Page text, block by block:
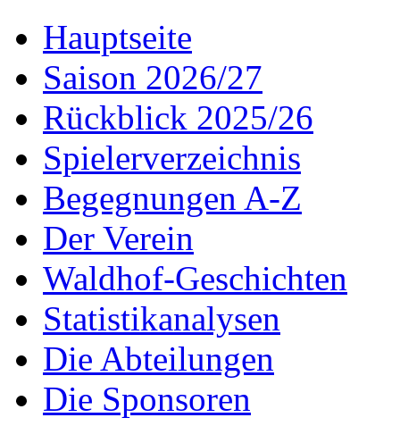
Hauptseite
Saison 2026/27
Rückblick 2025/26
Spielerverzeichnis
Begegnungen A-Z
Der Verein
Waldhof-Geschichten
Statistikanalysen
Die Abteilungen
Die Sponsoren